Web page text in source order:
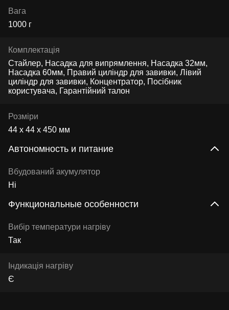
Вага
1000 г
Комплектація
Стайлер, Насадка для випрямлення, Насадка 32мм,
Насадка 60мм, Правий циліндр для завивки, Лівий
циліндр для завивки, Концентратор, Посібник
користувача, Гарантійний талон
Розміри
44 x 44 x 450 мм
Автономность и питание
Вбудований акумулятор
Ні
Функциональные особенности
Вибір температури нагріву
Так
Індикація нагріву
Є